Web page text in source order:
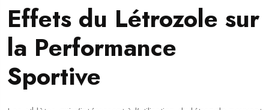
Effets du Létrozole sur
la Performance
Sportive